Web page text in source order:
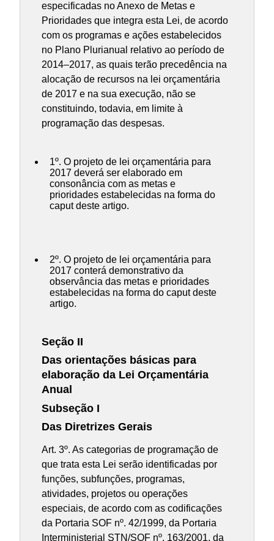
especificadas no Anexo de Metas e
Prioridades que integra esta Lei, de acordo
com os programas e ações estabelecidos
no Plano Plurianual relativo ao período de
2014–2017, as quais terão precedência na
alocação de recursos na lei orçamentária
de 2017 e na sua execução, não se
constituindo, todavia, em limite à
programação das despesas.
1º. O projeto de lei orçamentária para
2017 deverá ser elaborado em
consonância com as metas e
prioridades estabelecidas na forma do
caput deste artigo.
2º. O projeto de lei orçamentária para
2017 conterá demonstrativo da
observância das metas e prioridades
estabelecidas na forma do caput deste
artigo.
Seção II
Das orientações básicas para
elaboração da Lei Orçamentária
Anual
Subseção I
Das Diretrizes Gerais
Art. 3º. As categorias de programação de
que trata esta Lei serão identificadas por
funções, subfunções, programas,
atividades, projetos ou operações
especiais, de acordo com as codificações
da Portaria SOF nº. 42/1999, da Portaria
Interministerial STN/SOF nº. 163/2001, da